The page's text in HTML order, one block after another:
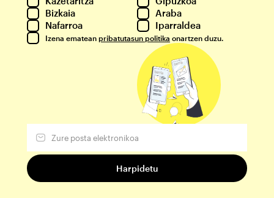
Bizkaia
Araba
Nafarroa
Iparraldea
Izena ematean pribatutasun politika onartzen duzu.